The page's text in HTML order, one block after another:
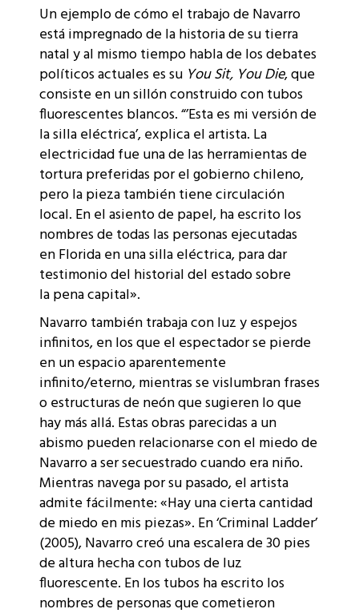
Un ejemplo de cómo el trabajo de Navarro
está impregnado de la historia de su tierra
natal y al mismo tiempo habla de los debates
políticos actuales es su You Sit, You Die, que
consiste en un sillón construido con tubos
fluorescentes blancos. “’Esta es mi versión de
la silla eléctrica’, explica el artista. La
electricidad fue una de las herramientas de
tortura preferidas por el gobierno chileno,
pero la pieza también tiene circulación
local. En el asiento de papel, ha escrito los
nombres de todas las personas ejecutadas
en Florida en una silla eléctrica, para dar
testimonio del historial del estado sobre
la pena capital».​
Navarro también trabaja con luz y espejos
infinitos, en los que el espectador se pierde
en un espacio aparentemente
infinito/eterno, mientras se vislumbran frases
o estructuras de neón que sugieren lo que
hay más allá. Estas obras parecidas a un
abismo pueden relacionarse con el miedo de
Navarro a ser secuestrado cuando era niño.​
Mientras navega por su pasado, el artista
admite fácilmente: «Hay una cierta cantidad
de miedo en mis piezas».​ En ‘Criminal Ladder’
(2005), Navarro creó una escalera de 30 pies
de altura hecha con tubos de luz
fluorescente. En los tubos ha escrito los
nombres de personas que cometieron